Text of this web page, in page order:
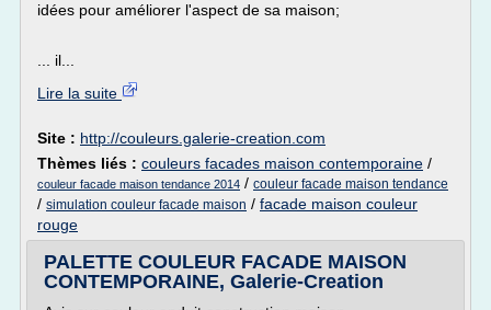
idées pour améliorer l'aspect de sa maison;
... il...
Lire la suite
Site : http://couleurs.galerie-creation.com
Thèmes liés : couleurs facades maison contemporaine /
couleur facade maison tendance 2014 / couleur facade maison tendance
/ simulation couleur facade maison / facade maison couleur
rouge
PALETTE COULEUR FACADE MAISON
CONTEMPORAINE, Galerie-Creation